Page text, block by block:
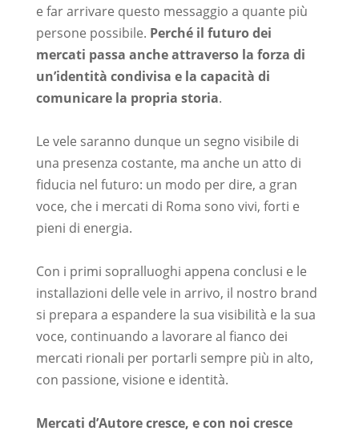
e far arrivare questo messaggio a quante più
persone possibile. Perché il futuro dei
mercati passa anche attraverso la forza di
un’identità condivisa e la capacità di
comunicare la propria storia.
Le vele saranno dunque un segno visibile di
una presenza costante, ma anche un atto di
fiducia nel futuro: un modo per dire, a gran
voce, che i mercati di Roma sono vivi, forti e
pieni di energia.
Con i primi sopralluoghi appena conclusi e le
installazioni delle vele in arrivo, il nostro brand
si prepara a espandere la sua visibilità e la sua
voce, continuando a lavorare al fianco dei
mercati rionali per portarli sempre più in alto,
con passione, visione e identità.
Mercati d’Autore cresce, e con noi cresce